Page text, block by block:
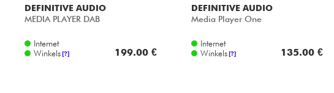
DEFINITIVE AUDIO
MEDIA PLAYER DAB
Internet
Winkels[?] 199.00 €
DEFINITIVE AUDIO
Media Player One
Internet
Winkels [?] 135.00 €